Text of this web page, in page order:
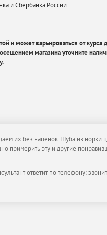
и Сбербанка России
и может варьироваться от курса
магазина уточните
их без наценок. Шуба из норки
примерить эту и другие
ответит по телефону: